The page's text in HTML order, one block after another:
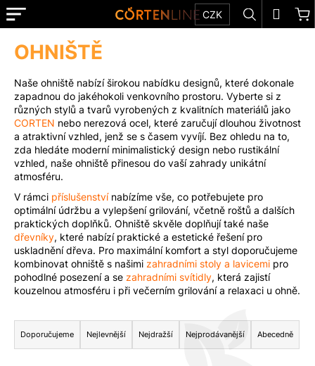
Přejít
na
E-
TIPY
A
INSPIRACE
O
SPOLEČNOSTI
REALIZACE
KONTAKT
NA
MÍRU
Měna
CZK Hledat
Menu
OHNIŠTĚ
Naše ohniště nabízí širokou nabídku designů, které dokonale
zapadnou do jakéhokoli venkovního prostoru. Vyberte si z
různých stylů a tvarů vyrobených z kvalitních materiálů jako
CORTEN nebo nerezová ocel, které zaručují dlouhou životnost
a atraktivní vzhled, jenž se s časem vyvíjí. Bez ohledu na to,
zda hledáte moderní minimalistický design nebo rustikální
vzhled, naše ohniště přinesou do vaší zahrady unikátní
atmosféru.
V rámci příslušenství nabízíme vše, co potřebujete pro
optimální údržbu a vylepšení grilování, včetně roštů a dalších
praktických doplňků. Ohniště skvěle doplňují také naše
dřevníky, které nabízí praktické a estetické řešení pro
uskladnění dřeva. Pro maximální komfort a styl doporučujeme
kombinovat ohniště s našimi zahradními stoly a lavicemi pro
pohodlné posezení a se zahradními svítidly, která zajistí
kouzelnou atmosféru i při večerním grilování a relaxaci u ohně.
Ř
a
z
Doporučujeme Nejlevnější Nejdražší Nejprodávanější Abecedně
K
o
C
o
p
o
t
ř
e
b
u
j
e
t
e
n
a
j